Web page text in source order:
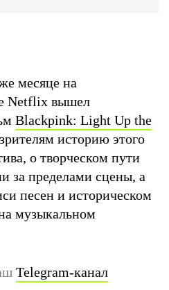
месяце на
Netflix вышел
Blackpink: Light Up the
историю этого
о творческом пути
за пределами сцены, а
песен и историческом
музыкальном
Telegram-канал